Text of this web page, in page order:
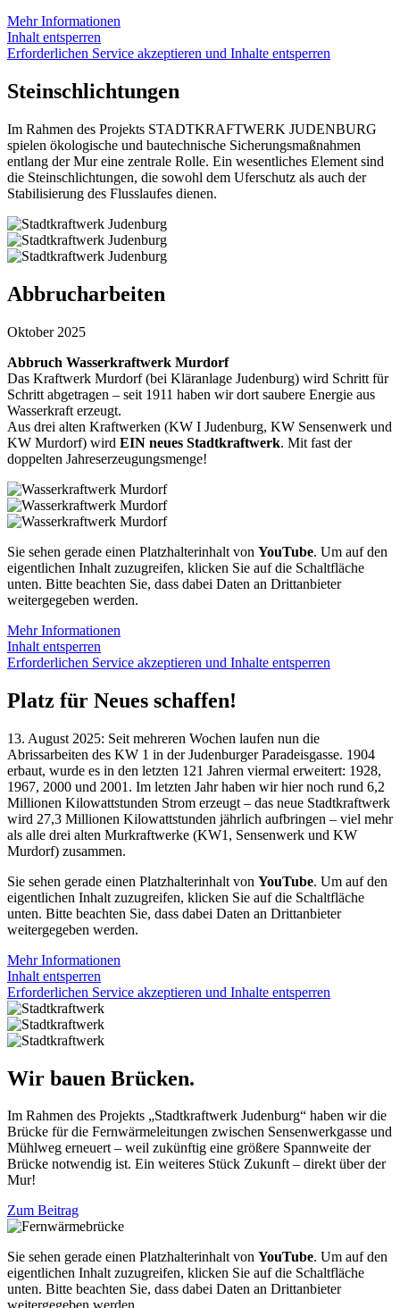
Mehr Informationen
Inhalt entsperren
Erforderlichen Service akzeptieren und Inhalte entsperren
Steinschlichtungen
Im Rahmen des Projekts STADTKRAFTWERK JUDENBURG
spielen ökologische und bautechnische Sicherungsmaßnahmen
entlang der Mur eine zentrale Rolle. Ein wesentliches Element sind
die Steinschlichtungen, die sowohl dem Uferschutz als auch der
Stabilisierung des Flusslaufes dienen.
Abbrucharbeiten
Oktober 2025
Abbruch Wasserkraftwerk Murdorf
Das Kraftwerk Murdorf (bei Kläranlage Judenburg) wird Schritt für
Schritt abgetragen – seit 1911 haben wir dort saubere Energie aus
Wasserkraft erzeugt.
Aus drei alten Kraftwerken (KW I Judenburg, KW Sensenwerk und
KW Murdorf) wird EIN neues Stadtkraftwerk. Mit fast der
doppelten Jahreserzeugungsmenge!
Sie sehen gerade einen Platzhalterinhalt von YouTube. Um auf den
eigentlichen Inhalt zuzugreifen, klicken Sie auf die Schaltfläche
unten. Bitte beachten Sie, dass dabei Daten an Drittanbieter
weitergegeben werden.
Mehr Informationen
Inhalt entsperren
Erforderlichen Service akzeptieren und Inhalte entsperren
Platz für Neues schaffen!
13. August 2025: Seit mehreren Wochen laufen nun die
Abrissarbeiten des KW 1 in der Judenburger Paradeisgasse. 1904
erbaut, wurde es in den letzten 121 Jahren viermal erweitert: 1928,
1967, 2000 und 2001. Im letzten Jahr haben wir hier noch rund 6,2
Millionen Kilowattstunden Strom erzeugt – das neue Stadtkraftwerk
wird 27,3 Millionen Kilowattstunden jährlich aufbringen – viel mehr
als alle drei alten Murkraftwerke (KW1, Sensenwerk und KW
Murdorf) zusammen.
Sie sehen gerade einen Platzhalterinhalt von YouTube. Um auf den
eigentlichen Inhalt zuzugreifen, klicken Sie auf die Schaltfläche
unten. Bitte beachten Sie, dass dabei Daten an Drittanbieter
weitergegeben werden.
Mehr Informationen
Inhalt entsperren
Erforderlichen Service akzeptieren und Inhalte entsperren
Wir bauen Brücken.
Im Rahmen des Projekts „Stadtkraftwerk Judenburg“ haben wir die
Brücke für die Fernwärmeleitungen zwischen Sensenwerkgasse und
Mühlweg erneuert – weil zukünftig eine größere Spannweite der
Brücke notwendig ist. Ein weiteres Stück Zukunft – direkt über der
Mur!
Zum Beitrag
Sie sehen gerade einen Platzhalterinhalt von YouTube. Um auf den
eigentlichen Inhalt zuzugreifen, klicken Sie auf die Schaltfläche
unten. Bitte beachten Sie, dass dabei Daten an Drittanbieter